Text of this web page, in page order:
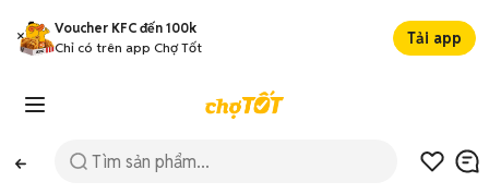
Voucher KFC đến 100k
Chỉ có trên app Chợ Tốt
Tải app